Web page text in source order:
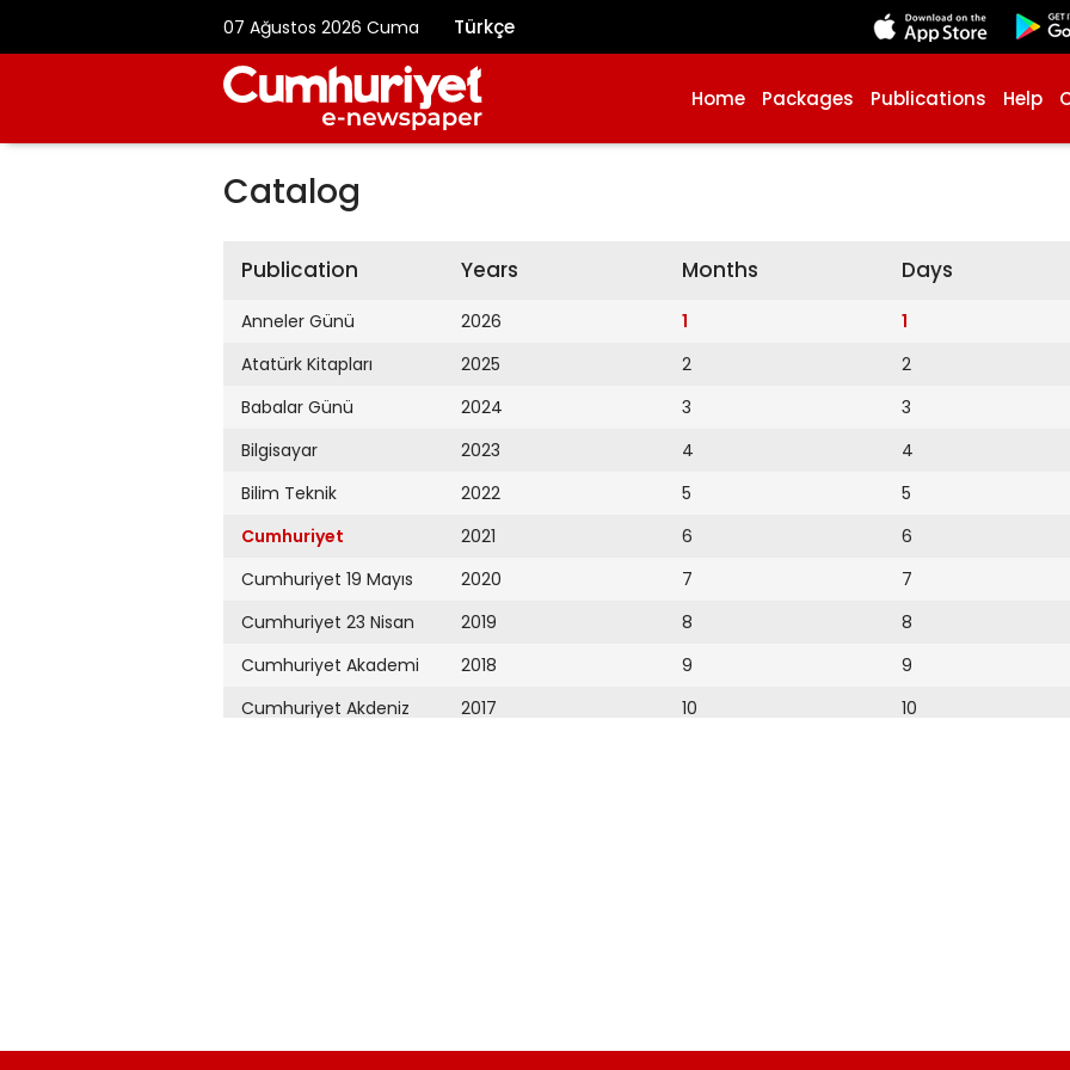
07 Ağustos 2026 Cuma Türkçe
Home Packages Publications Help
Catalog
Publication
Anneler Günü
Atatürk Kitapları
Babalar Günü
Bilgisayar
Bilim Teknik
Cumhuriyet
Cumhuriyet 19 Mayıs
Cumhuriyet 23 Nisan
Cumhuriyet Akademi
Cumhuriyet Akdeniz
Cumhuriyet Çevre
Years
2026
2025
2024
2023
2022
2021
2020
2019
2018
2017
2009
Months
1
2
3
4
5
6
7
8
9
10
Days
1
2
3
4
5
6
7
8
9
10
18